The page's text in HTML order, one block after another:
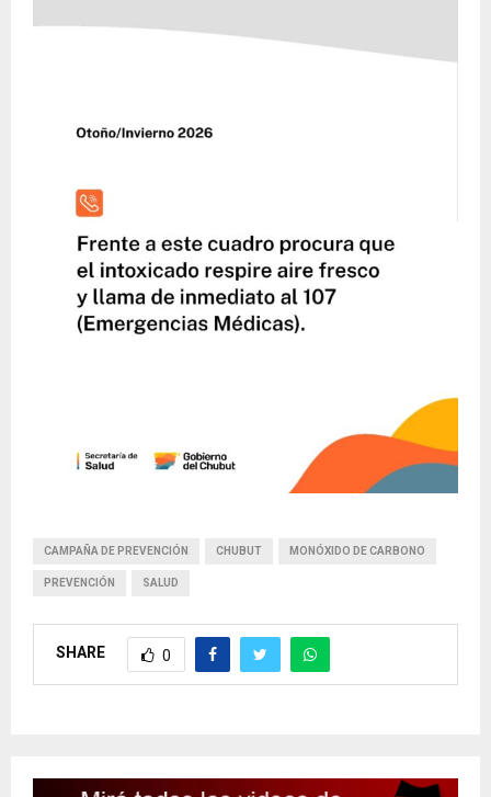
CAMPAÑA DE PREVENCIÓN CHUBUT MONÓXIDO DE CARBONO
PREVENCIÓN SALUD
SHARE 0